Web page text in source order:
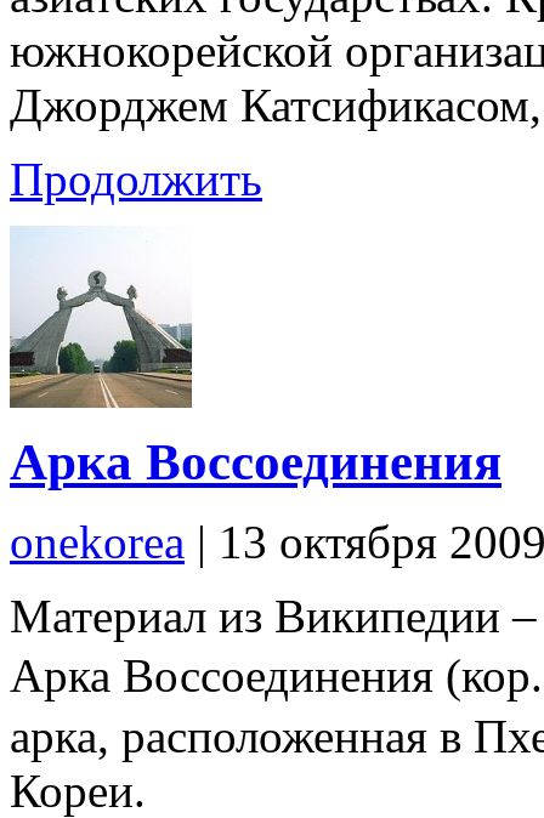
южнокорейской
Джорджем
Продолжить
Арка Воссоединения
onekorea | 13 октября
Материал из Википедии
Арка Воссоединения
арка, расположенная в
Кореи.